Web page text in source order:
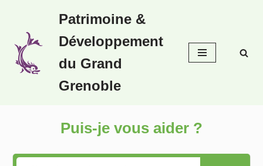
au
contenu
Patrimoine &
Développement
du Grand
Grenoble
Puis-je vous aider ?